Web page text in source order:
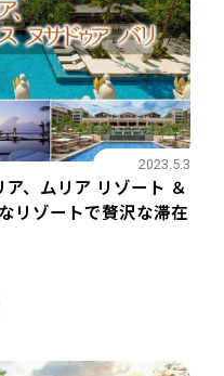
、ムリア リゾート ＆
リゾートで贅沢な滞在
2023.5.3